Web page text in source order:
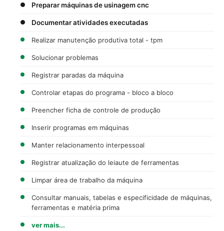
Preparar máquinas de usinagem cnc
Documentar atividades executadas
Realizar manutenção produtiva total - tpm
Solucionar problemas
Registrar paradas da máquina
Controlar etapas do programa - bloco a bloco
Preencher ficha de controle de produção
Inserir programas em máquinas
Manter relacionamento interpessoal
Registrar atualização do leiaute de ferramentas
Limpar área de trabalho da máquina
Consultar manuais, tabelas e especificidade de máquinas,
ferramentas e matéria prima
ver mais...